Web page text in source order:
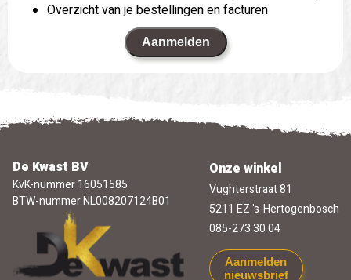
Overzicht van je bestellingen en facturen
Aanmelden
De Kwast BV
KvK-nummer 16051585
BTW-nummer NL008207124B01
Onze winkel
Vughterstraat 81
5211 EZ 's-Hertogenbosch
085-273 30 04
Aanmelden
nieuwsbrief